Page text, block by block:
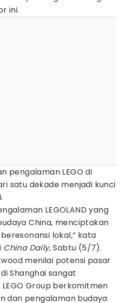
ini.
pengalaman LEGO di
satu dekade menjadi kunci
LEGOLAND yang
China, menciptakan
lokal,” kata
China Daily, Sabtu (5/7).
menilai potensi pasar
Shanghai sangat
Group berkomitmen
dan pengalaman budaya